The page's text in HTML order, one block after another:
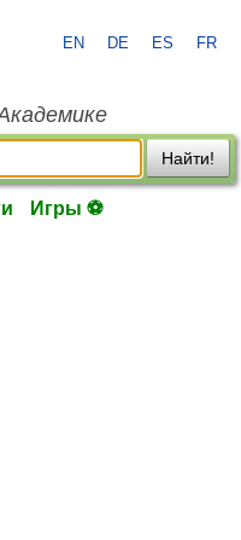
EN DE ES FR
Найти!
Игры ⚽